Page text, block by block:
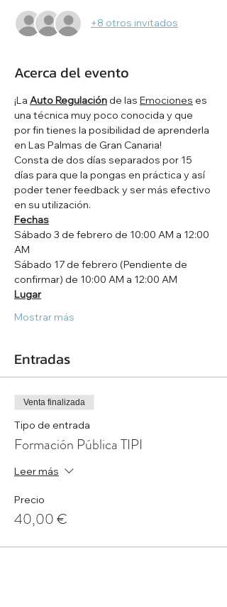
+8 otros invitados
Acerca del evento
¡La Auto Regulación de las Emociones es
una técnica muy poco conocida y que
por fin tienes la posibilidad de aprenderla
en Las Palmas de Gran Canaria!
Consta de dos días separados por 15
días para que la pongas en práctica y así
poder tener feedback y ser más efectivo
en su utilización.
Fechas
Sábado 3 de febrero de 10:00 AM a 12:00
AM
Sábado 17 de febrero (Pendiente de
confirmar) de 10:00 AM a 12:00 AM
Lugar
Mostrar más
Entradas
Venta finalizada
Tipo de entrada
Formación Pública TIPI
Leer más
Precio
40,00 €